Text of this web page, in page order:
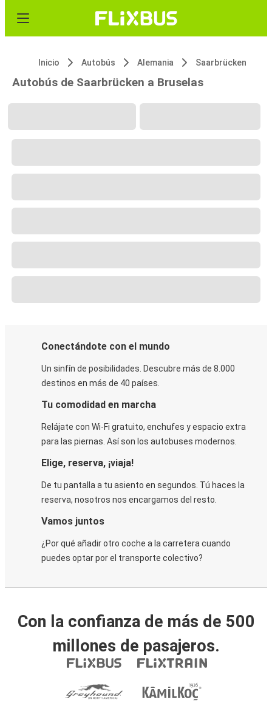
Inicio Autobús Alemania Saarbrücken
Autobús de Saarbrücken a Bruselas
Conectándote con el mundo
Un sinfín de posibilidades. Descubre más de 8.000
destinos en más de 40 países.
Tu comodidad en marcha
Relájate con Wi-Fi gratuito, enchufes y espacio extra
para las piernas. Así son los autobuses modernos.
Elige, reserva, ¡viaja!
De tu pantalla a tu asiento en segundos. Tú haces la
reserva, nosotros nos encargamos del resto.
Vamos juntos
¿Por qué añadir otro coche a la carretera cuando
puedes optar por el transporte colectivo?
Con la confianza de más de 500
millones de pasajeros.